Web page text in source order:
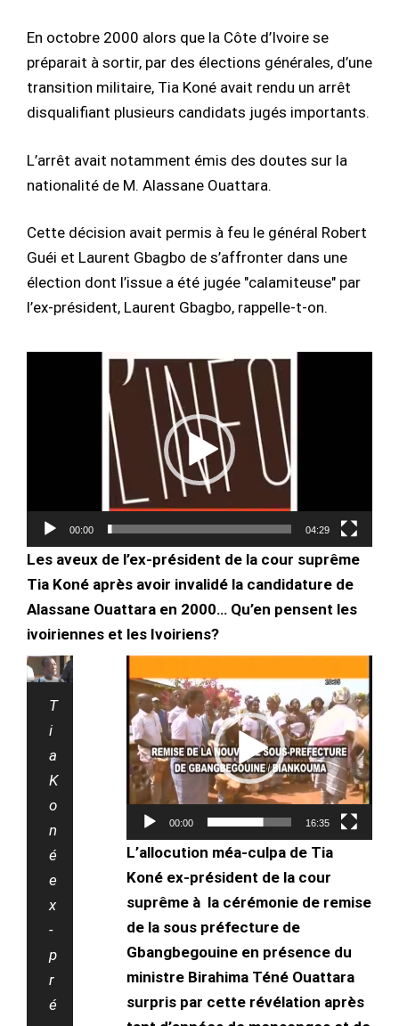
En octobre 2000 alors que la Côte d’Ivoire se
préparait à sortir, par des élections générales, d’une
transition militaire, Tia Koné avait rendu un arrêt
disqualifiant plusieurs candidats jugés importants.
L’arrêt avait notamment émis des doutes sur la
nationalité de M. Alassane Ouattara.
Cette décision avait permis à feu le général Robert
Guéi et Laurent Gbagbo de s’affronter dans une
élection dont l’issue a été jugée "calamiteuse" par
l’ex-président, Laurent Gbagbo, rappelle-t-on.
00:00 04:29
Les aveux de l’ex-président de la cour suprême
Tia Koné après avoir invalidé la candidature de
Alassane Ouattara en 2000… Qu’en pensent les
ivoiriennes et les Ivoiriens?
T
i
a
K
o
n
é
e
x
-
p
r
é
vidéo
00:00 16:35
L’allocution méa-culpa de Tia
Koné ex-président de la cour
suprême à la cérémonie de remise
de la sous préfecture de
Gbangbegouine en présence du
ministre Birahima Téné Ouattara
surpris par cette révélation après